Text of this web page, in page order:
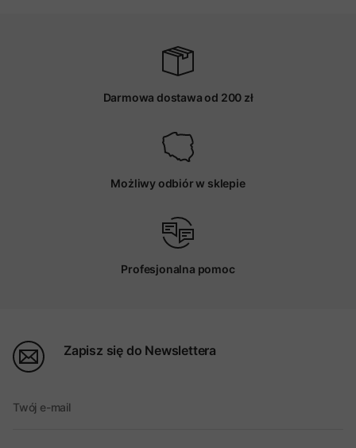
Darmowa dostawa od 200 zł
Możliwy odbiór w sklepie
Profesjonalna pomoc
Zapisz się do Newslettera
Twój e-mail